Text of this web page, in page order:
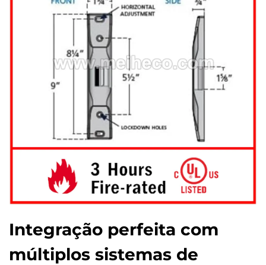
Integração perfeita com
múltiplos sistemas de